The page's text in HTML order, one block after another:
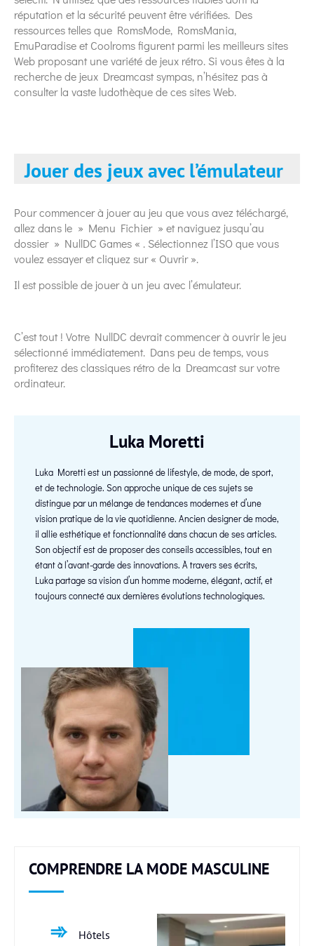
réputation et la sécurité peuvent être vérifiées. Des
ressources telles que RomsMode, RomsMania,
EmuParadise et Coolroms figurent parmi les meilleurs sites
Web proposant une variété de jeux rétro. Si vous êtes à la
recherche de jeux Dreamcast sympas, n’hésitez pas à
consulter la vaste ludothèque de ces sites Web.
Jouer des jeux avec l’émulateur
Pour commencer à jouer au jeu que vous avez téléchargé,
allez dans le » Menu Fichier » et naviguez jusqu’au
dossier » NullDC Games « . Sélectionnez l’ISO que vous
voulez essayer et cliquez sur « Ouvrir ».
Il est possible de jouer à un jeu avec l’émulateur.
C’est tout ! Votre NullDC devrait commencer à ouvrir le jeu
sélectionné immédiatement. Dans peu de temps, vous
profiterez des classiques rétro de la Dreamcast sur votre
ordinateur.
Luka Moretti
Luka Moretti est un passionné de lifestyle, de mode, de sport,
et de technologie. Son approche unique de ces sujets se
distingue par un mélange de tendances modernes et d’une
vision pratique de la vie quotidienne. Ancien designer de mode,
il allie esthétique et fonctionnalité dans chacun de ses articles.
Son objectif est de proposer des conseils accessibles, tout en
étant à l’avant-garde des innovations. À travers ses écrits,
Luka partage sa vision d’un homme moderne, élégant, actif, et
toujours connecté aux dernières évolutions technologiques.
COMPRENDRE LA MODE MASCULINE
Hôtels